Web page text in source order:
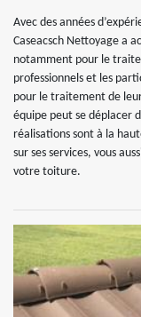
Avec des années
Caseacsch Nettoyage a
notamment pour le
professionnels et les
pour le traitement de
équipe peut se déplacer
réalisations sont à la
sur ses services, vous
votre toiture.